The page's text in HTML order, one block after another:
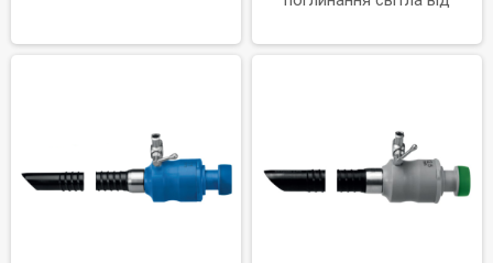
передачі світла за
оптичному медичному
пристрої.